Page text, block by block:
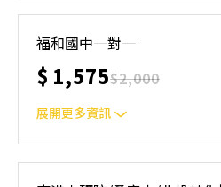
選手課程內容：陸地訓練、水感
技能，
福和國中一對一
$ 1,575$2,000
展開更多資訊